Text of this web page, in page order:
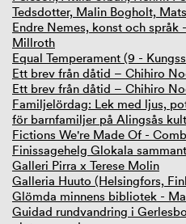
Tedsdotter, Malin Bogholt,
Endre Nemes, konst och språk
Millroth
Equal Temperament (9 -
Ett brev från dåtid – Chihiro
Ett brev från dåtid – Chihiro
Familjelördag: Lek med ljus,
för barnfamiljer på Alingsås
Fictions We're Made Of -
Finissagehelg Glokala
Galleri Pirra x Terese Molin
Galleria Huuto (Helsingfors,
Glömda minnens bibliotek -
Guidad rundvandring i